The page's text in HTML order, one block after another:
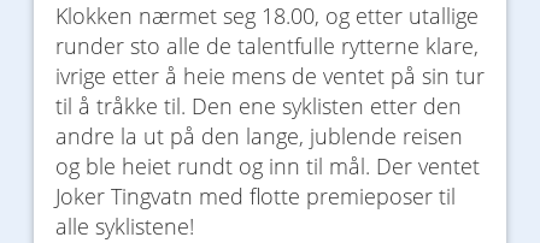
Klokken nærmet seg 18.00, og etter utallige
runder sto alle de talentfulle rytterne klare,
ivrige etter å heie mens de ventet på sin tur
til å tråkke til. Den ene syklisten etter den
andre la ut på den lange, jublende reisen
og ble heiet rundt og inn til mål. Der ventet
Joker Tingvatn med flotte premieposer til
alle syklistene!